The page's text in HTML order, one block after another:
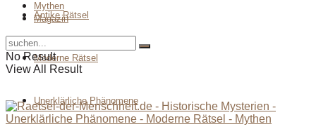
Antike Rätsel
Moderne Rätsel
Unerklärliche Phänomene
Mythen
Magazin
No Result
View All Result